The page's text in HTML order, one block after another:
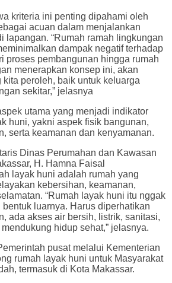
kriteria ini penting dipahami oleh
acuan dalam menjalankan
lapangan. “Rumah ramah lingkungan
dampak negatif terhadap
proses pembangunan hingga rumah
menerapkan konsep ini, akan
kita peroleh, baik untuk keluarga
sekitar,” jelasnya
utama yang menjadi indikator
huni, yakni aspek fisik bangunan,
serta keamanan dan kenyamanan.
Dinas Perumahan dan Kawasan
H. Hamna Faisal
layak huni adalah rumah yang
kebersihan, keamanan,
“Rumah layak huni itu nggak
luarnya. Harus diperhatikan
ada akses air bersih, listrik, sanitasi,
hidup sehat,” jelasnya.
pusat melalui Kementerian
rumah layak huni untuk Masyarakat
termasuk di Kota Makassar.